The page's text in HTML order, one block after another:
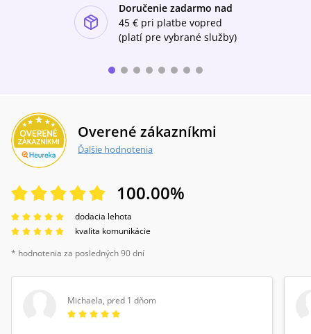
Doručenie zadarmo nad
45 € pri platbe vopred
(platí pre vybrané služby)
Overené zákazníkmi
Ďalšie hodnotenia
100.00%
dodacia lehota
kvalita komunikácie
* hodnotenia za posledných 90 dní
Michaela, pred 1 dňom